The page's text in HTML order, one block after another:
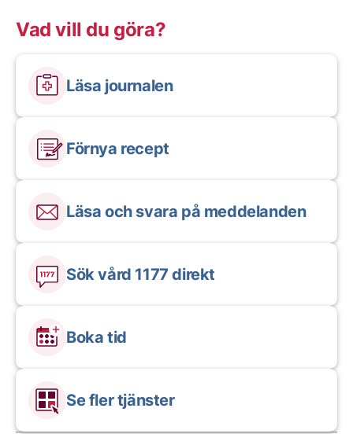
Vad vill du göra?
Läsa journalen
Förnya recept
Läsa och svara på meddelanden
Sök vård 1177 direkt
Boka tid
Se fler tjänster